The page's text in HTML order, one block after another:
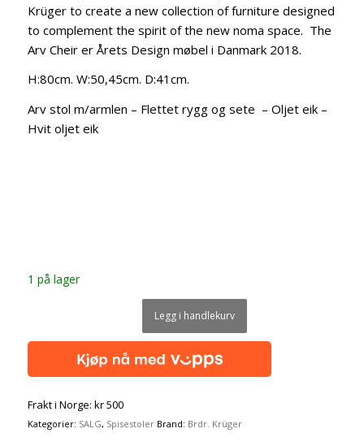
Krüger to create a new collection of furniture designed
to complement the spirit of the new noma space. The
Arv Cheir er Årets Design møbel i Danmark 2018.
H:80cm. W:50,45cm. D:41cm.
Arv stol m/armlen – Flettet rygg og sete – Oljet eik –
Hvit oljet eik
1 på lager
Legg i handlekurv
Frakt i Norge: kr 500
Kategorier: SALG, Spisestoler Brand: Brdr. Krüger